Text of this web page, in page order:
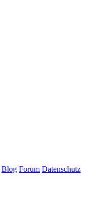
Blog Forum Datenschutz